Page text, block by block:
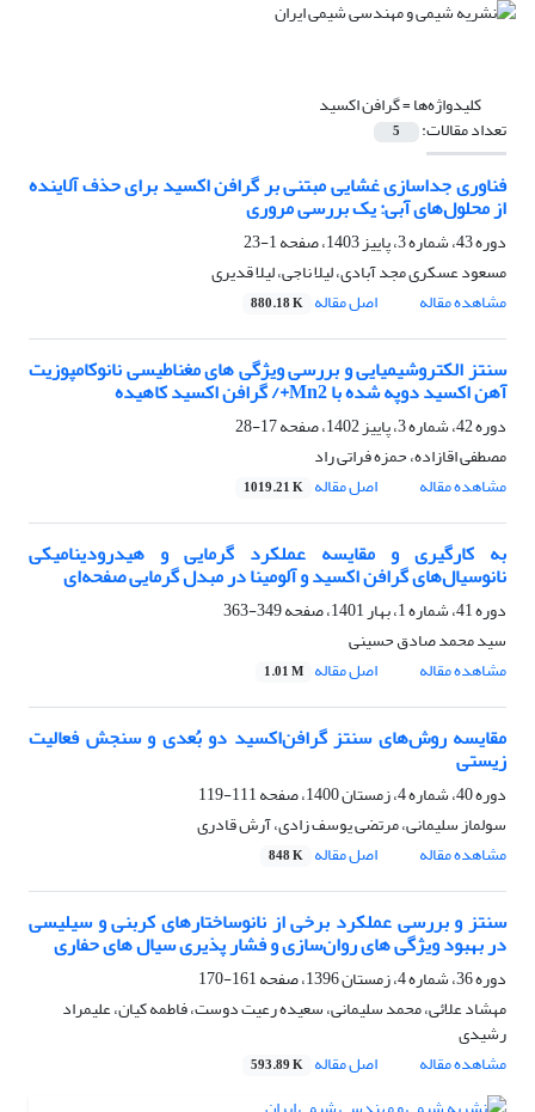
کلیدواژه‌ها =گرافن اکسید
تعداد مقالات: 5
فناوری جداسازی غشایی مبتنی بر گرافن اکسید برای حذف آلاینده
از محلول‌های آبی: یک بررسی مروری
دوره 43، شماره 3، پاییز 1403، صفحه
1-23
مسعود عسکری مجد آبادی، لیلا ناجی، لیلا قدیری
مشاهده مقاله
اصل مقاله 880.18 K
سنتز الکتروشیمیایی و بررسی ویژگی های مغناطیسی نانوکامپوزیت
آهن اکسید دوپه شده با Mn2+/ گرافن اکسید کاهیده
دوره 42، شماره 3، پاییز 1402، صفحه
17-28
مصطفی اقازاده، حمزه فراتی راد
مشاهده مقاله
اصل مقاله 1019.21 K
به کارگیری و مقایسه عملکرد گرمایی و هیدرودینامیکی
نانوسیال‌های گرافن اکسید و آلومینا در مبدل گرمایی صفحه‌ای
دوره 41، شماره 1، بهار 1401، صفحه
349-363
سید محمد صادق حسینی
مشاهده مقاله
اصل مقاله 1.01 M
مقایسه روش‌های سنتز گرافن‌اکسید دو بُعدی و سنجش فعالیت
زیستی
دوره 40، شماره 4، زمستان 1400، صفحه
111-119
سولماز سلیمانی، مرتضی یوسف زادی، آرش قادری
مشاهده مقاله
اصل مقاله 848 K
سنتز و بررسی عملکرد برخی از نانوساختارهای کربنی و سیلیسی
در بهبود ویژگی های روان‌سازی و فشار پذیری سیال های حفاری
دوره 36، شماره 4، زمستان 1396، صفحه
161-170
مهشاد علائی، محمد سلیمانی، سعیده رعیت دوست، فاطمه کیان، علیمراد
رشیدی
مشاهده مقاله
اصل مقاله 593.89 K